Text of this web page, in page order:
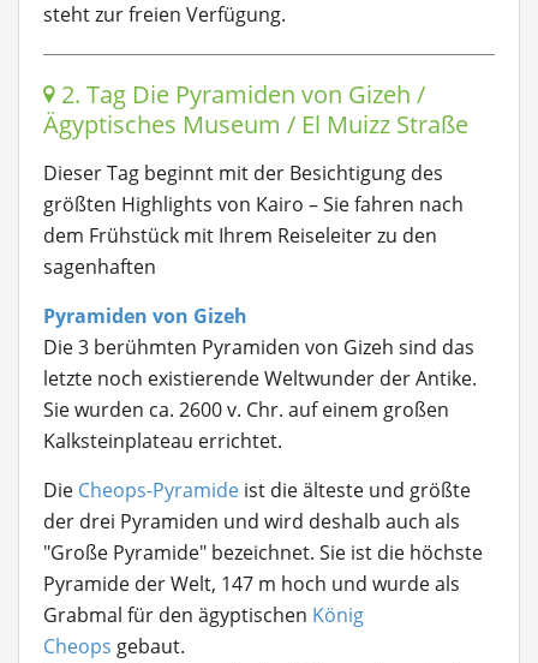
steht zur freien Verfügung.
2. Tag Die Pyramiden von Gizeh /
Ägyptisches Museum / El Muizz Straße
Dieser Tag beginnt mit der Besichtigung des
größten Highlights von Kairo – Sie fahren nach
dem Frühstück mit Ihrem Reiseleiter zu den
sagenhaften
Pyramiden von Gizeh
Die 3 berühmten Pyramiden von Gizeh sind das
letzte noch existierende Weltwunder der Antike.
Sie wurden ca. 2600 v. Chr. auf einem großen
Kalksteinplateau errichtet.
Die Cheops-Pyramide ist die älteste und größte
der drei Pyramiden und wird deshalb auch als
"Große Pyramide" bezeichnet. Sie ist die höchste
Pyramide der Welt, 147 m hoch und wurde als
Grabmal für den ägyptischen König
Cheops gebaut.